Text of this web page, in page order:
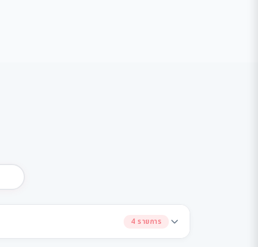
4 รายการ